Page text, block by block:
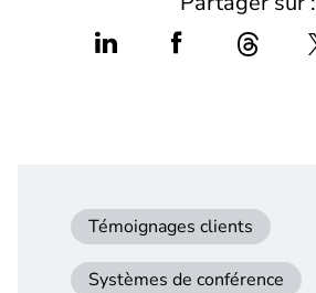
Témoignages clients
Systèmes de conférence